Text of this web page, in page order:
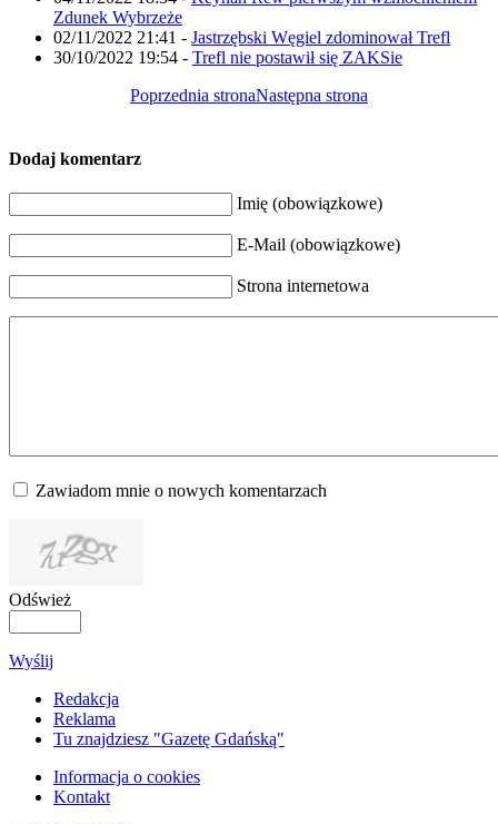
Zdunek Wybrzeże
02/11/2022 21:41 - Jastrzębski Węgiel zdominował Trefl
30/10/2022 19:54 - Trefl nie postawił się ZAKSie
Poprzednia stronaNastępna strona
Dodaj komentarz
Imię (obowiązkowe)
E-Mail (obowiązkowe)
Strona internetowa
Zawiadom mnie o nowych komentarzach
Odśwież
Wyślij
Redakcja
Reklama
Tu znajdziesz "Gazetę Gdańską"
Informacja o cookies
Kontakt